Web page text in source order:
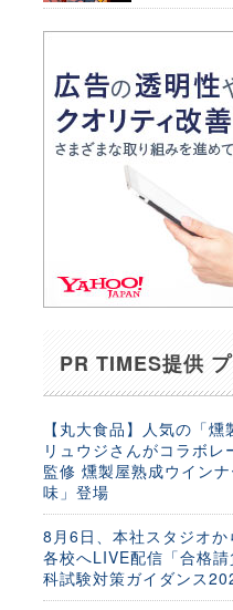
PR TIMES提供
【丸大食品】人気の「
リュウジさんがコラボレ
監修 燻製屋熟成ウイン
味」登場
8月6日、本社スタジオ
各校へLIVE配信「合格
科試験対策ガイダンス